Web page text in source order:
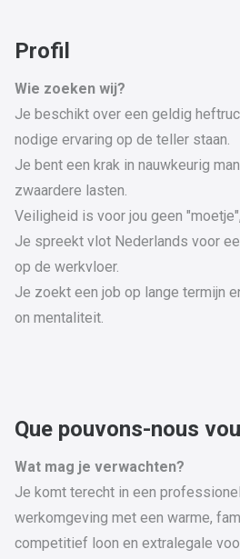
Profil
Wie zoeken wij?
Je beschikt over een geldig
nodige ervaring op de teller staan.
Je bent een krak in nauwkeurig
zwaardere lasten.
Veiligheid is voor jou geen
Je spreekt vlot Nederlands voor
op de werkvloer.
Je zoekt een job op lange termijn
on mentaliteit.
Que pouvons-nous
Wat mag je verwachten?
Je komt terecht in een
werkomgeving met een warme,
competitief loon en extralegale